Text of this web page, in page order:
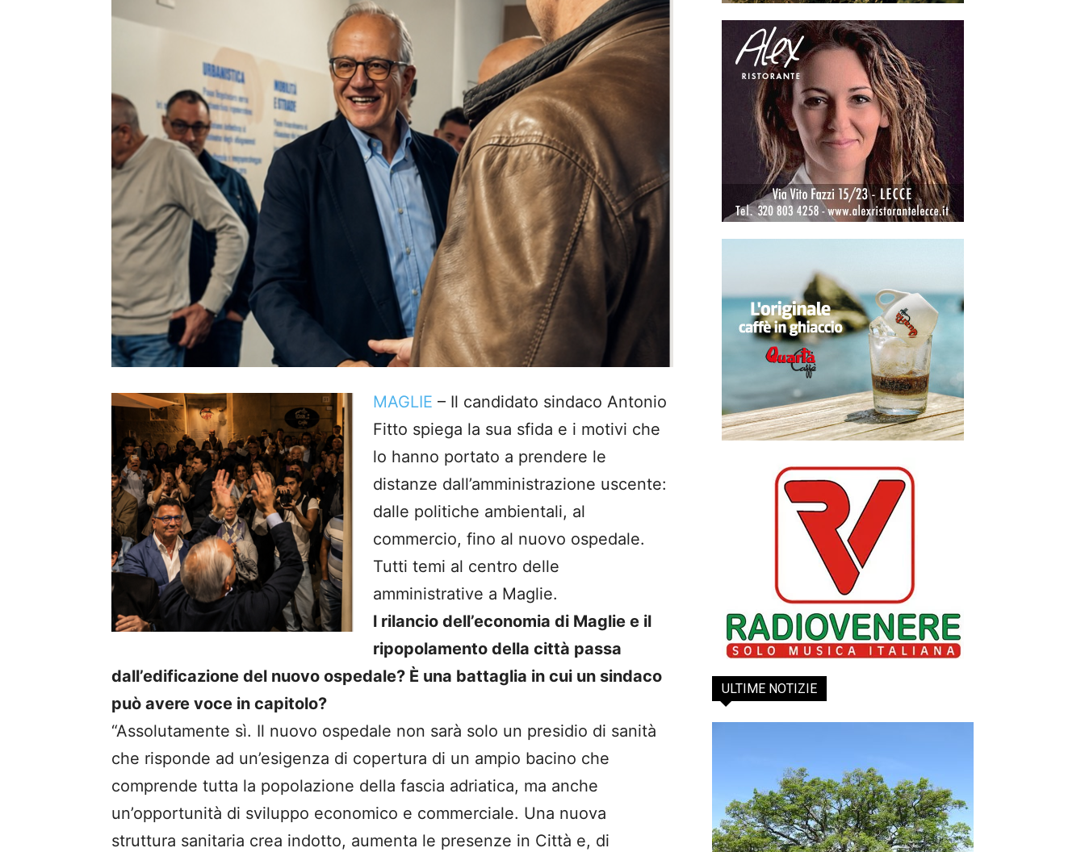
MAGLIE – Il candidato sindaco Antonio
Fitto spiega la sua sfida e i motivi che
lo hanno portato a prendere le
distanze dall’amministrazione uscente:
dalle politiche ambientali, al
commercio, fino al nuovo ospedale.
Tutti temi al centro delle
amministrative a Maglie.
l rilancio dell’economia di Maglie e il
ripopolamento della città passa
dall’edificazione del nuovo ospedale? È una battaglia in cui un sindaco
può avere voce in capitolo?
“Assolutamente sì. Il nuovo ospedale non sarà solo un presidio di sanità
che risponde ad un’esigenza di copertura di un ampio bacino che
comprende tutta la popolazione della fascia adriatica, ma anche
un’opportunità di sviluppo economico e commerciale. Una nuova
struttura sanitaria crea indotto, aumenta le presenze in Città e, di
ULTIME NOTIZIE